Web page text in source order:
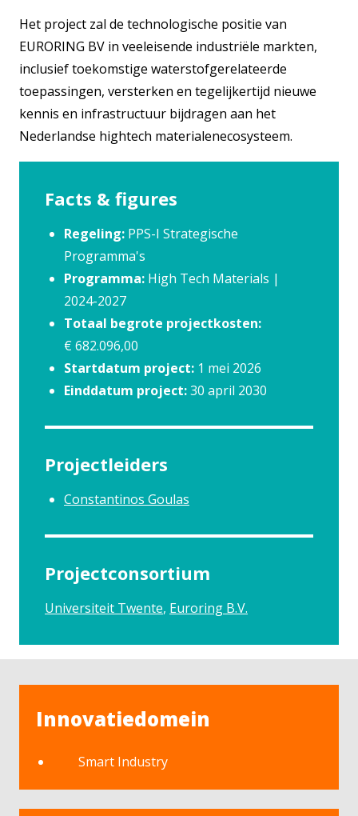
Het project zal de technologische positie van
EURORING BV in veeleisende industriële markten,
inclusief toekomstige waterstofgerelateerde
toepassingen, versterken en tegelijkertijd nieuwe
kennis en infrastructuur bijdragen aan het
Nederlandse hightech materialenecosysteem.
Facts & figures
Regeling: PPS-I Strategische
Programma's
Programma: High Tech Materials |
2024-2027
Totaal begrote projectkosten:
€ 682.096,00
Startdatum project: 1 mei 2026
Einddatum project:30 april 2030
Projectleiders
Constantinos Goulas
Projectconsortium
Universiteit Twente Euroring B.V.
Innovatiedomein
Smart Industry